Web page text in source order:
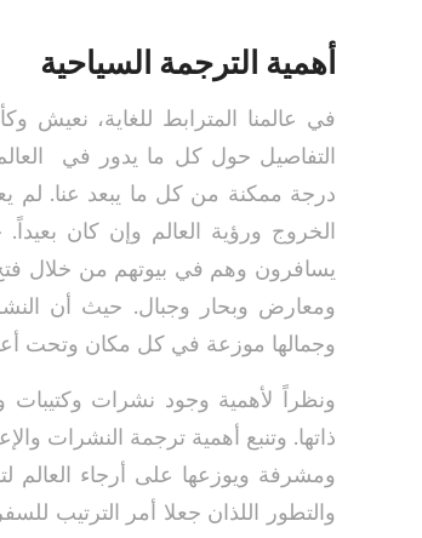
أهمية الترجمة السياحية
في عالمنا المترابط للغاية، نعيش
التفاصيل حول كل ما يدور في
درجة ممكنة من كل ما يبعد عنا. لم
الخروج ورؤية العالم وإن كان
يسافرون وهم في بيوتهم من خلال فتح
ومعارض وبحار وجبال. حيث أن
وجمالها موزعة في كل مكان وتحت
ونظراً لأهمية وجود نشرات وكتيبات
ذاتها. وتنبع أهمية ترجمة النشرات
ومشرفة ويوزعها على أرجاء العالم
والتطور اللذان جعلا أمر الترتيب